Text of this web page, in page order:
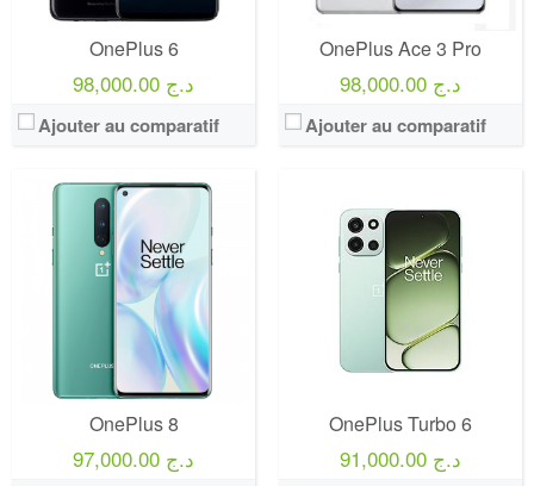
OnePlus 6
98,000.00 د.ج
Ajouter au comparatif
OnePlus Ace 3 Pro
98,000.00 د.ج
Ajouter au comparatif
OnePlus 8
97,000.00 د.ج
OnePlus Turbo 6
91,000.00 د.ج